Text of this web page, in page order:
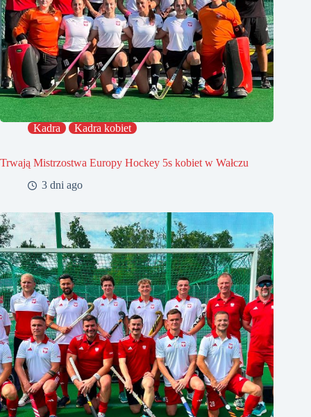
Kadra Kadra kobiet
Trwają Mistrzostwa Europy Hockey 5s kobiet w Wałczu
3 dni ago